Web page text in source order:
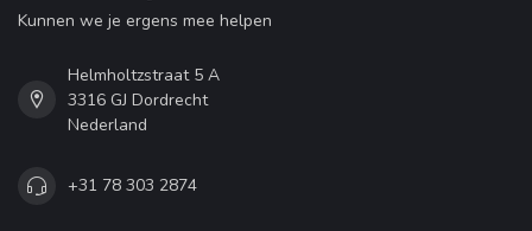
Kunnen we je ergens mee helpen
Helmholtzstraat 5 A
3316 GJ Dordrecht
Nederland
+31 78 303 2874